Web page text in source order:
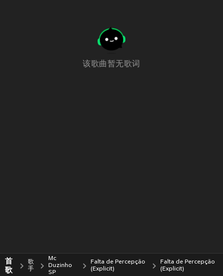
该歌曲暂无歌词
首
歌
歌
手
Mc
Duzinho
SP
Falta de Percepção
(Explicit)
Falta de Percepção
(Explicit)